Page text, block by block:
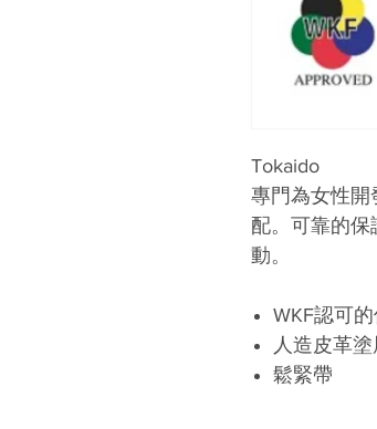
Tokaido
專門為女性開
配。可靠的
動。
WKF認可
人造皮革
鬆緊帶